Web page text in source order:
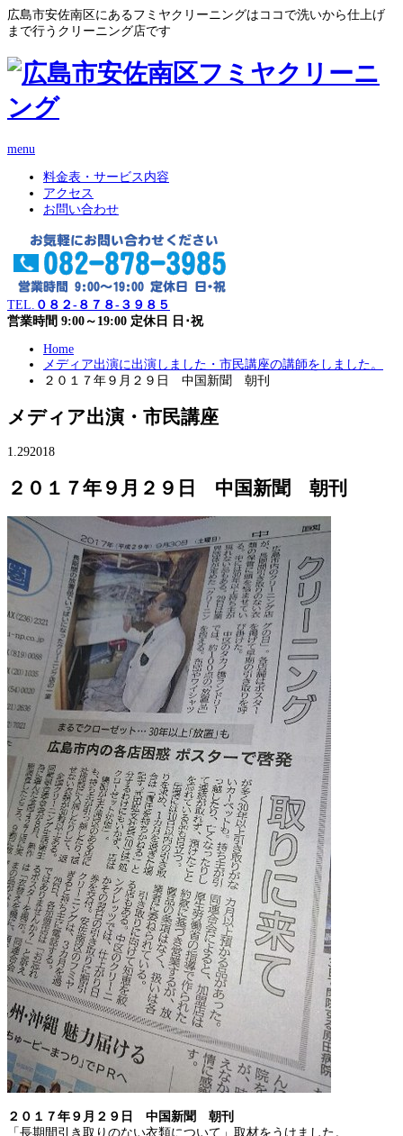
広島市安佐南区にあるフミヤクリーニングはココで洗いから仕上げ
まで行うクリーニング店です
menu
料金表・サービス内容
アクセス
お問い合わせ
TEL. ０８２-８７８-３９８５
営業時間 9:00～19:00 定休日 日･祝
Home
メディア出演に出演しました・市民講座の講師をしました。
２０１７年９月２９日 中国新聞 朝刊
メディア出演・市民講座
1.292018
２０１７年９月２９日 中国新聞 朝刊
２０１７年９月２９日 中国新聞 朝刊
「長期間引き取りのない衣類について」取材をうけました。